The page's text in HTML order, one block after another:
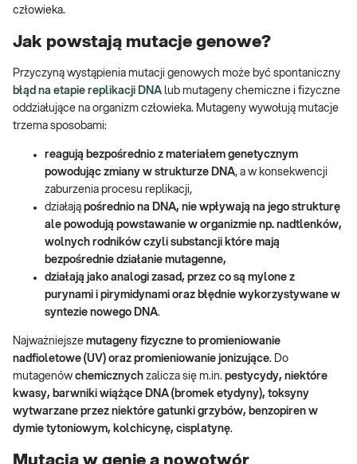
człowieka.
Jak powstają mutacje genowe?
Przyczyną wystąpienia mutacji genowych może być spontaniczny
błąd na etapie replikacji DNA lub mutageny chemiczne i fizyczne
oddziałujące na organizm człowieka. Mutageny wywołują mutacje
trzema sposobami:
reagują bezpośrednio z materiałem genetycznym
powodując zmiany w strukturze DNA, a w konsekwencji
zaburzenia procesu replikacji,
działają pośrednio na DNA, nie wpływają na jego strukturę
ale powodują powstawanie w organizmie np. nadtlenków,
wolnych rodników czyli substancji które mają
bezpośrednie działanie mutagenne,
działają jako analogi zasad, przez co są mylone z
purynami i pirymidynami oraz błędnie wykorzystywane w
syntezie nowego DNA.
Najważniejsze mutageny fizyczne to promieniowanie
nadfioletowe (UV) oraz promieniowanie jonizujące. Do
mutagenów chemicznych zalicza się m.in. pestycydy, niektóre
kwasy, barwniki wiążące DNA (bromek etydyny), toksyny
wytwarzane przez niektóre gatunki grzybów, benzopiren w
dymie tytoniowym, kolchicynę, cisplatynę.
Mutacja w genie a nowotwór